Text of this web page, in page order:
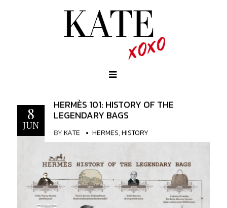
8
JUN
HERMÈS 101: HISTORY OF THE
LEGENDARY BAGS
BYKATE HERMES,HISTORY